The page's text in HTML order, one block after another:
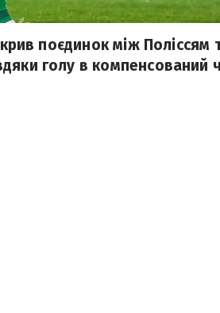
поєдинок між Поліссям
голу в компенсований